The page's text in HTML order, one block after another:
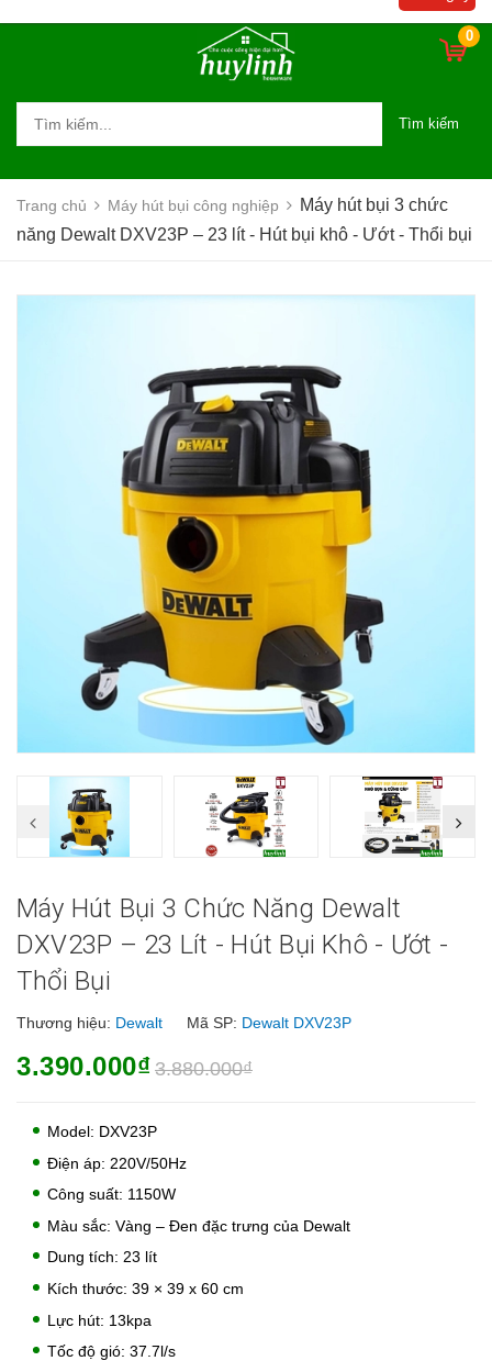
0
Tìm kiếm
Trang chủ Máy hút bụi công nghiệp
Máy hút bụi 3 chức
năng Dewalt DXV23P – 23 lít - Hút bụi khô - Ướt - Thổi bụi
Máy Hút Bụi 3 Chức Năng Dewalt
DXV23P – 23 Lít - Hút Bụi Khô - Ướt -
Thổi Bụi
Thương hiệu: Dewalt Mã SP: Dewalt DXV23P
3.390.000₫ 3.880.000₫
Model: DXV23P
Điện áp: 220V/50Hz
Công suất: 1150W
Màu sắc: Vàng – Đen đặc trưng của Dewalt
Dung tích: 23 lít
Kích thước: 39 × 39 x 60 cm
Lực hút: 13kpa
Tốc độ gió: 37.7l/s